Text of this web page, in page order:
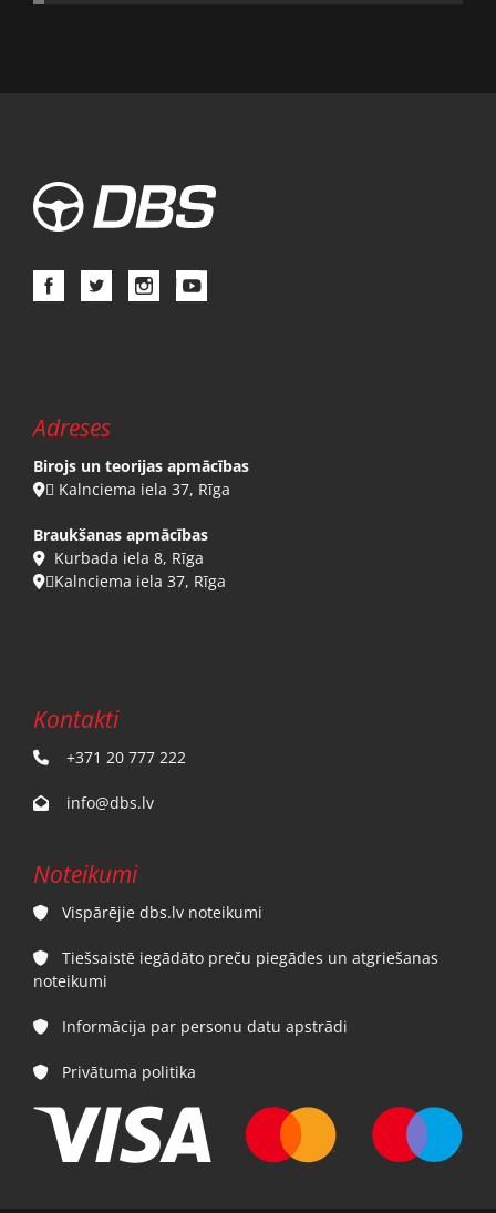
Adreses
Birojs un teorijas apmācības
 Kalnciema iela 37, Rīga
Braukšanas apmācības
 Kurbada iela 8, Rīga
Kalnciema iela 37, Rīga
Kontakti
 +371 20 777 222
 info@dbs.lv
Noteikumi
 Vispārējie dbs.lv noteikumi

Tiešsaistē iegādāto preču piegādes un atgriešanas
noteikumi
 Informācija par personu datu apstrādi
 Privātuma politika